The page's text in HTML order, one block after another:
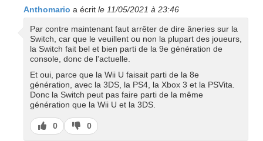
Anthomario a écrit le 11/05/2021 à 23:46
Par contre maintenant faut arrêter de dire âneries sur la
Switch, car que le veuillent ou non la plupart des joueurs,
la Switch fait bel et bien parti de la 9e génération de
console, donc de l'actuelle.
Et oui, parce que la Wii U faisait parti de la 8e
génération, avec la 3DS, la PS4, la Xbox 3 et la PSVita.
Donc la Switch peut pas faire parti de la même
génération que la Wii U et la 3DS.
J’aime
0
J’aime
pas
0